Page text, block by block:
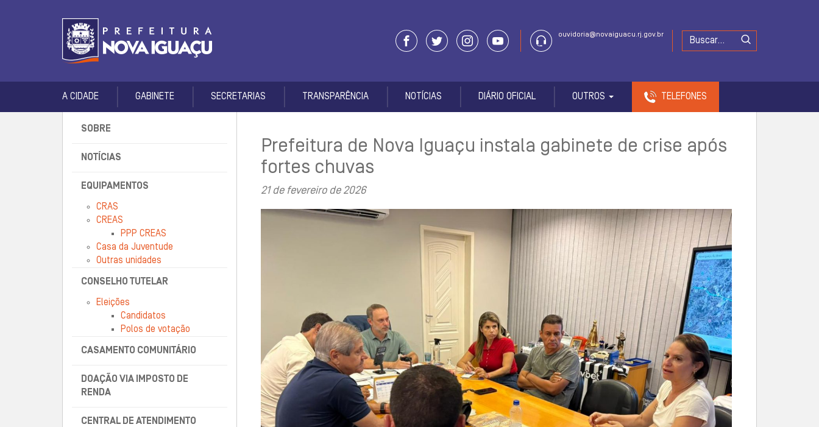
ouvidoria@novaiguacu.rj.gov.br
A CIDADE GABINETE SECRETARIAS TRANSPARÊNCIA NOTÍCIAS DIÁRIO OFICIAL OUTROS TELEFONES
SOBRE
NOTÍCIAS
EQUIPAMENTOS
CRAS
CREAS
PPP CREAS
Casa da Juventude
Outras unidades
CONSELHO TUTELAR
Eleições
Candidatos
Polos de votação
CASAMENTO COMUNITÁRIO
DOAÇÃO VIA IMPOSTO DE
RENDA
CENTRAL DE ATENDIMENTO
Prefeitura de Nova Iguaçu instala gabinete de crise após
fortes chuvas
21 de fevereiro de 2026